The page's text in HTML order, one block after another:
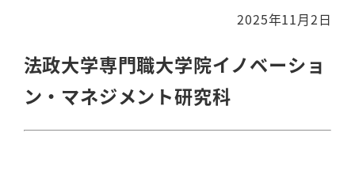
2025年11月2日
法政大学専門職大学院イノベーショ
ン・マネジメント研究科